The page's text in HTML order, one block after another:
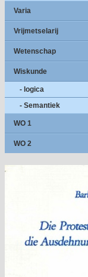
Varia
Vrijmetselarij
Wetenschap
Wiskunde
- logica
- Semantiek
WO 1
WO 2